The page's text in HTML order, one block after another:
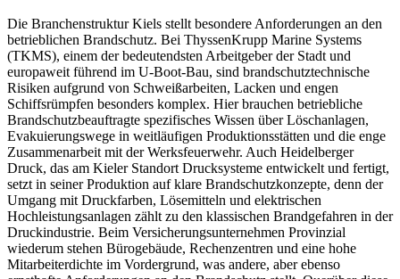
Die Branchenstruktur Kiels stellt besondere Anforderungen an den
betrieblichen Brandschutz. Bei ThyssenKrupp Marine Systems
(TKMS), einem der bedeutendsten Arbeitgeber der Stadt und
europaweit führend im U-Boot-Bau, sind brandschutztechnische
Risiken aufgrund von Schweißarbeiten, Lacken und engen
Schiffsrümpfen besonders komplex. Hier brauchen betriebliche
Brandschutzbeauftragte spezifisches Wissen über Löschanlagen,
Evakuierungswege in weitläufigen Produktionsstätten und die enge
Zusammenarbeit mit der Werksfeuerwehr. Auch Heidelberger
Druck, das am Kieler Standort Drucksysteme entwickelt und fertigt,
setzt in seiner Produktion auf klare Brandschutzkonzepte, denn der
Umgang mit Druckfarben, Lösemitteln und elektrischen
Hochleistungsanlagen zählt zu den klassischen Brandgefahren in der
Druckindustrie. Beim Versicherungsunternehmen Provinzial
wiederum stehen Bürogebäude, Rechenzentren und eine hohe
Mitarbeiterdichte im Vordergrund, was andere, aber ebenso